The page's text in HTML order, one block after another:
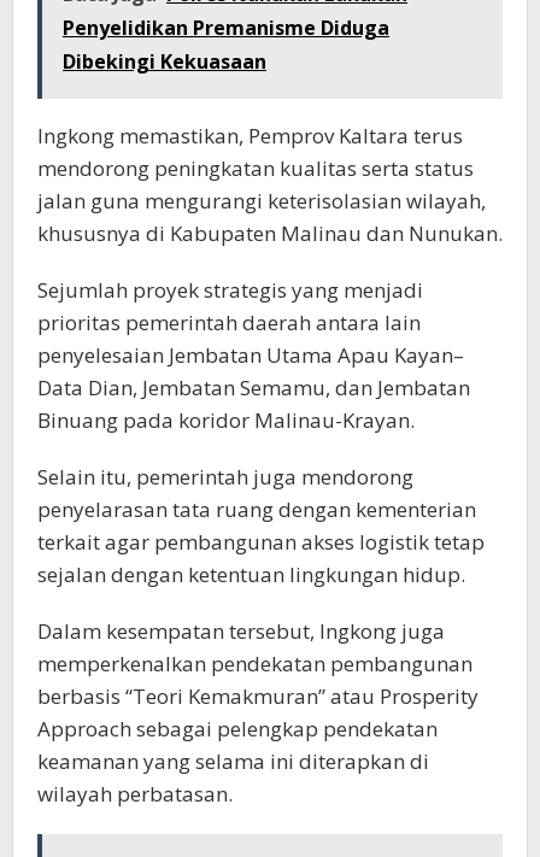
Penyelidikan Premanisme Diduga
Dibekingi Kekuasaan
Ingkong memastikan, Pemprov Kaltara terus
mendorong peningkatan kualitas serta status
jalan guna mengurangi keterisolasian wilayah,
khususnya di Kabupaten Malinau dan Nunukan.
Sejumlah proyek strategis yang menjadi
prioritas pemerintah daerah antara lain
penyelesaian Jembatan Utama Apau Kayan–
Data Dian, Jembatan Semamu, dan Jembatan
Binuang pada koridor Malinau-Krayan.
Selain itu, pemerintah juga mendorong
penyelarasan tata ruang dengan kementerian
terkait agar pembangunan akses logistik tetap
sejalan dengan ketentuan lingkungan hidup.
Dalam kesempatan tersebut, Ingkong juga
memperkenalkan pendekatan pembangunan
berbasis “Teori Kemakmuran” atau Prosperity
Approach sebagai pelengkap pendekatan
keamanan yang selama ini diterapkan di
wilayah perbatasan.